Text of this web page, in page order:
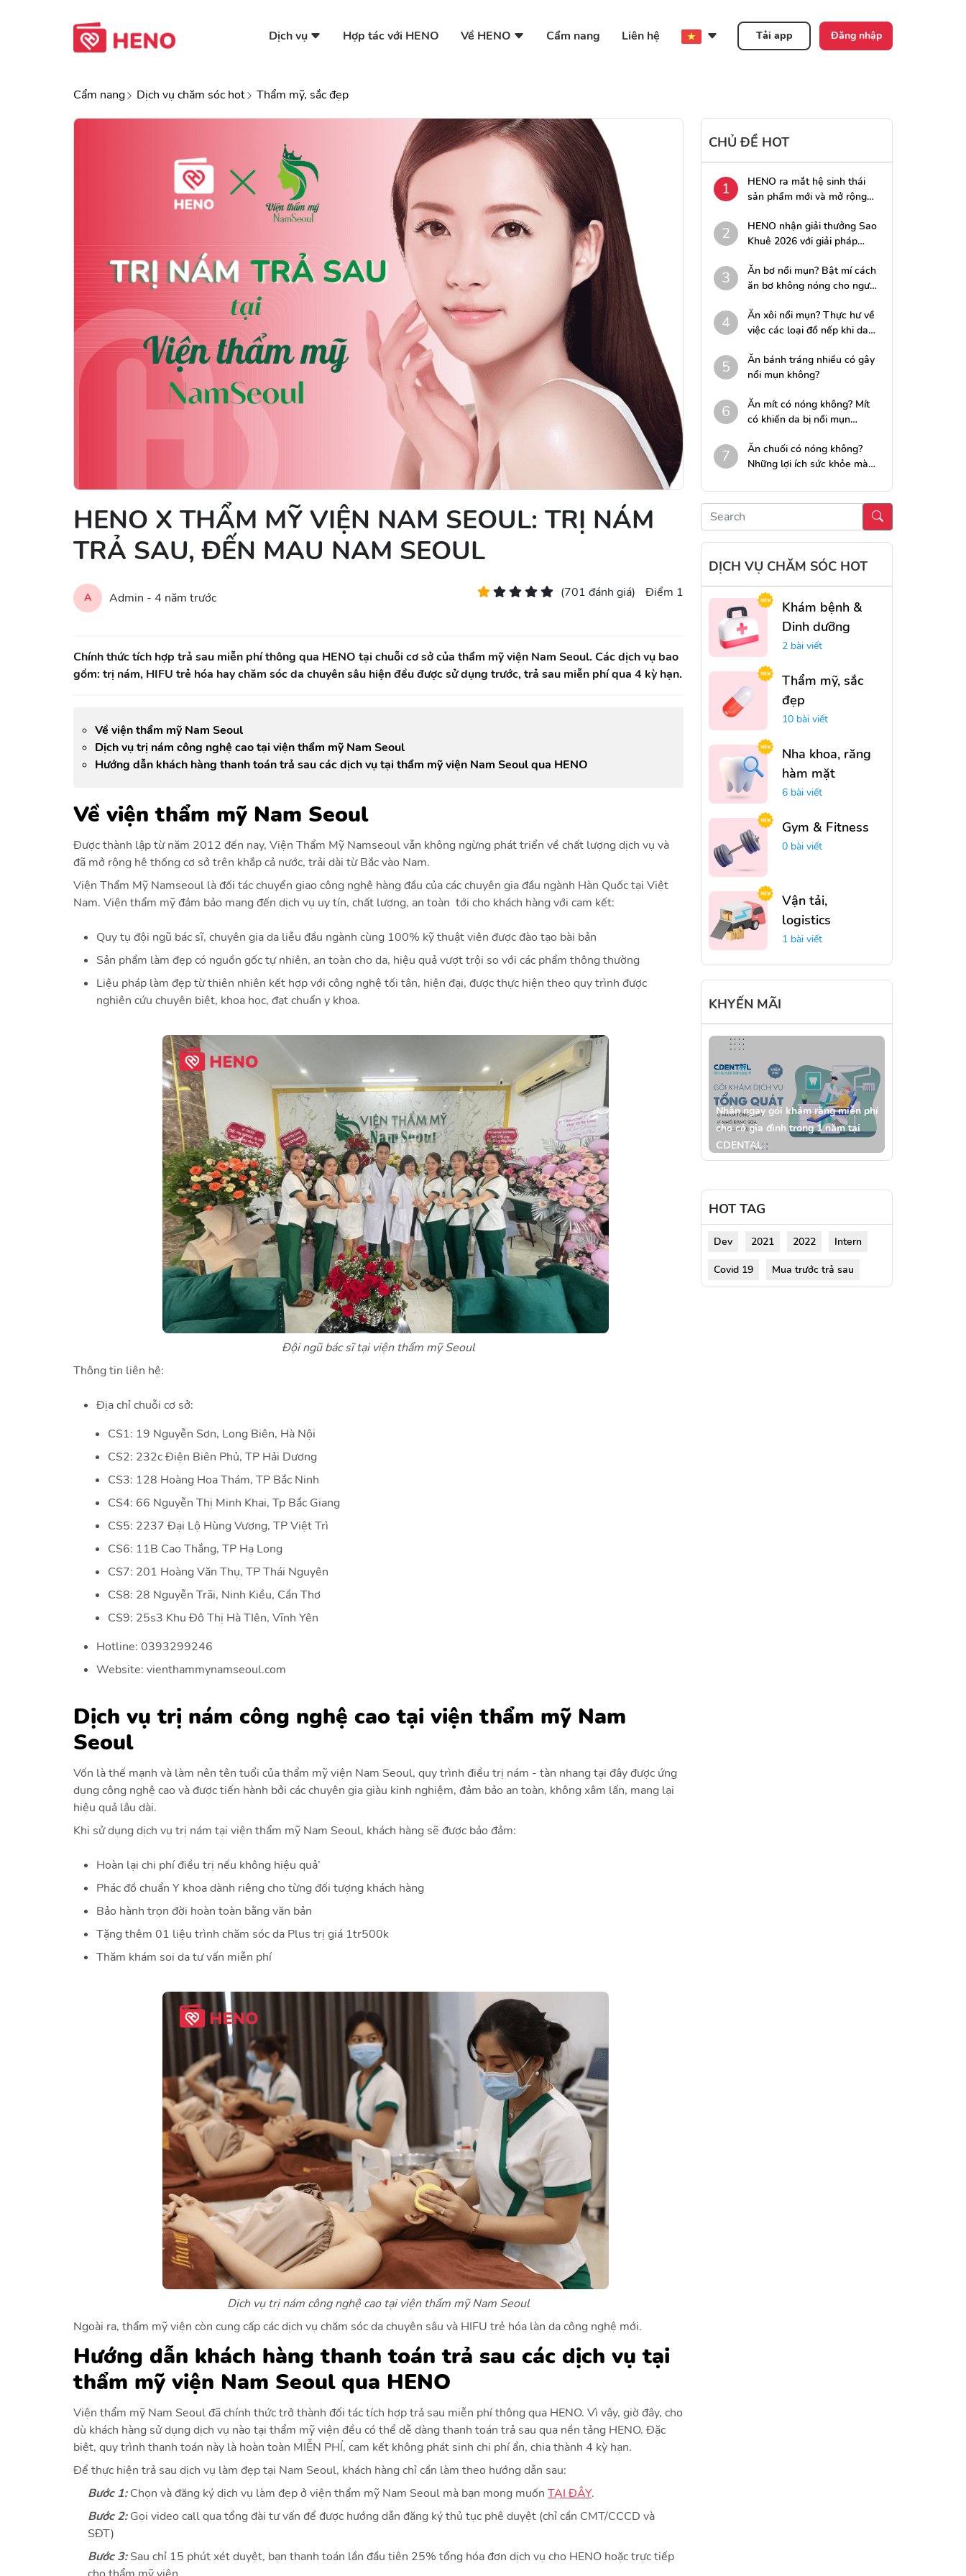
Dịch vụ Hợp tác với HENO Về HENO Cẩm nang Liên hệ Tải app Đăng nhập
Cẩm nang Dịch vụ chăm sóc hot Thẩm mỹ, sắc đẹp
HENO X THẨM MỸ VIỆN NAM SEOUL: TRỊ NÁM
TRẢ SAU, ĐẾN MAU NAM SEOUL
A Admin - 4 năm trước (701 đánh giá) Điểm 1
Chính thức tích hợp trả sau miễn phí thông qua HENO tại chuỗi cơ sở của thẩm mỹ viện Nam Seoul. Các dịch vụ bao
gồm: trị nám, HIFU trẻ hóa hay chăm sóc da chuyên sâu hiện đều được sử dụng trước, trả sau miễn phí qua 4 kỳ hạn.
Về viện thẩm mỹ Nam Seoul
Dịch vụ trị nám công nghệ cao tại viện thẩm mỹ Nam Seoul
Hướng dẫn khách hàng thanh toán trả sau các dịch vụ tại thẩm mỹ viện Nam Seoul qua HENO
Về viện thẩm mỹ Nam Seoul
Được thành lập từ năm 2012 đến nay, Viện Thẩm Mỹ Namseoul vẫn không ngừng phát triển về chất lượng dịch vụ và
đã mở rộng hệ thống cơ sở trên khắp cả nước, trải dài từ Bắc vào Nam.
Viện Thẩm Mỹ Namseoul là đối tác chuyển giao công nghệ hàng đầu của các chuyên gia đầu ngành Hàn Quốc tại Việt
Nam. Viện thẩm mỹ đảm bảo mang đến dịch vụ uy tín, chất lượng, an toàn tới cho khách hàng với cam kết:
Quy tụ đội ngũ bác sĩ, chuyên gia da liễu đầu ngành cùng 100% kỹ thuật viên được đào tạo bài bản
Sản phẩm làm đẹp có nguồn gốc tự nhiên, an toàn cho da, hiệu quả vượt trội so với các phẩm thông thường
Liệu pháp làm đẹp từ thiên nhiên kết hợp với công nghệ tối tân, hiện đại, được thực hiện theo quy trình được
nghiên cứu chuyên biệt, khoa học, đạt chuẩn y khoa.
Đội ngũ bác sĩ tại viện thẩm mỹ Seoul
Thông tin liên hệ:
Địa chỉ chuỗi cơ sở:
CS1: 19 Nguyễn Sơn, Long Biên, Hà Nội
CS2: 232c Điện Biên Phủ, TP Hải Dương
CS3: 128 Hoàng Hoa Thám, TP Bắc Ninh
CS4: 66 Nguyễn Thị Minh Khai, Tp Bắc Giang
CS5: 2237 Đại Lộ Hùng Vương, TP Việt Trì
CS6: 11B Cao Thắng, TP Hạ Long
CS7: 201 Hoàng Văn Thụ, TP Thái Nguyên
CS8: 28 Nguyễn Trãi, Ninh Kiều, Cần Thơ
CS9: 25s3 Khu Đô Thị Hà TIên, Vĩnh Yên
Hotline: 0393299246
Website: vienthammynamseoul.com
Dịch vụ trị nám công nghệ cao tại viện thẩm mỹ Nam
Seoul
Vốn là thế mạnh và làm nên tên tuổi của thẩm mỹ viện Nam Seoul, quy trình điều trị nám - tàn nhang tại đây được ứng
dụng công nghệ cao và được tiến hành bởi các chuyên gia giàu kinh nghiệm, đảm bảo an toàn, không xâm lấn, mang lại
hiệu quả lâu dài.
Khi sử dụng dịch vụ trị nám tại viện thẩm mỹ Nam Seoul, khách hàng sẽ được bảo đảm:
Hoàn lại chi phí điều trị nếu không hiệu quả’
Phác đồ chuẩn Y khoa dành riêng cho từng đối tượng khách hàng
Bảo hành trọn đời hoàn toàn bằng văn bản
️Tặng thêm 01 liệu trình chăm sóc da Plus trị giá 1tr500k
️Thăm khám soi da tư vấn miễn phí
Dịch vụ trị nám công nghệ cao tại viện thẩm mỹ Nam Seoul
Ngoài ra, thẩm mỹ viện còn cung cấp các dịch vụ chăm sóc da chuyên sâu và HIFU trẻ hóa làn da công nghệ mới.
Hướng dẫn khách hàng thanh toán trả sau các dịch vụ tại
thẩm mỹ viện Nam Seoul qua HENO
Viện thẩm mỹ Nam Seoul đã chính thức trở thành đối tác tích hợp trả sau miễn phí thông qua HENO. Vì vậy, giờ đây, cho
dù khách hàng sử dụng dịch vụ nào tại thẩm mỹ viện đều có thể dễ dàng thanh toán trả sau qua nền tảng HENO. Đặc
biệt, quy trình thanh toán này là hoàn toàn MIỄN PHÍ, cam kết không phát sinh chi phí ẩn, chia thành 4 kỳ hạn.
Để thực hiện trả sau dịch vụ làm đẹp tại Nam Seoul, khách hàng chỉ cần làm theo hướng dẫn sau:
Bước 1:Chọn và đăng ký dịch vụ làm đẹp ở viện thẩm mỹ Nam Seoul mà bạn mong muốn TẠI ĐÂY.
Bước 2:Gọi video call qua tổng đài tư vấn để được hướng dẫn đăng ký thủ tục phê duyệt (chỉ cần CMT/CCCD và
SĐT)
Bước 3:Sau chỉ 15 phút xét duyệt, bạn thanh toán lần đầu tiên 25% tổng hóa đơn dịch vụ cho HENO hoặc trực tiếp
CHỦ ĐỀ HOT
1
HENO ra mắt hệ sinh thái
sản phẩm mới và mở rộng
tác ngân hàng
2
HENO nhận giải thưởng Sao
Khuê 2026 với giải pháp
3
Ăn bơ nổi mụn? Bật mí cách
ăn bơ không nóng cho người
4
Ăn xôi nổi mụn? Thực hư về
việc các loại đồ nếp khi da
5
Ăn bánh tráng nhiều có gây
nổi mụn không?
6
Ăn mít có nóng không? Mít
có khiến da bị nổi mụn
7
Ăn chuối có nóng không?
Những lợi ích sức khỏe mà
DỊCH VỤ CHĂM SÓC HOT
Khám bệnh &
Dinh dưỡng
2 bài viết
Thẩm mỹ, sắc
đẹp
10 bài viết
Nha khoa, răng
hàm mặt
6 bài viết
Gym & Fitness
0 bài viết
Vận tải,
logistics
1 bài viết
KHYẾN MÃI
Nhận ngay gói khám răng miễn phí
cho cả gia đình trong 1 năm tại
CDENTAL
HOT TAG
Dev 2021 2022 Intern
Covid 19 Mua trước trả sau